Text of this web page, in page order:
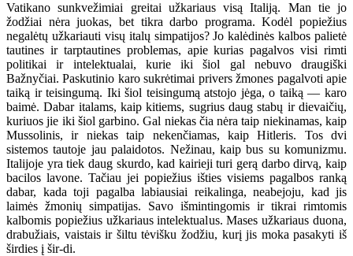
Vatikano sunkvežimiai greitai užkariaus visą Italiją. Man tie jo
žodžiai nėra juokas, bet tikra darbo programa. Kodėl popiežius
negalėtų užkariauti visų italų simpatijos? Jo kalėdinės kalbos palietė
tautines ir tarptautines problemas, apie kurias pagalvos visi rimti
politikai ir intelektualai, kurie iki šiol gal nebuvo draugiški
Bažnyčiai. Paskutinio karo sukrėtimai privers žmones pagalvoti apie
taiką ir teisingumą. Iki šiol teisingumą atstojo jėga, o taiką — karo
baimė. Dabar italams, kaip kitiems, sugrius daug stabų ir dievaičių,
kuriuos jie iki šiol garbino. Gal niekas čia nėra taip niekinamas, kaip
Mussolinis, ir niekas taip nekenčiamas, kaip Hitleris. Tos dvi
sistemos tautoje jau palaidotos. Nežinau, kaip bus su komunizmu.
Italijoje yra tiek daug skurdo, kad kairieji turi gerą darbo dirvą, kaip
bacilos lavone. Tačiau jei popiežius išties visiems pagalbos ranką
dabar, kada toji pagalba labiausiai reikalinga, neabejoju, kad jis
laimės žmonių simpatijas. Savo išmintingomis ir tikrai rimtomis
kalbomis popiežius užkariaus intelektualus. Mases užkariaus duona,
drabužiais, vaistais ir šiltu tėvišku žodžiu, kurį jis moka pasakyti iš
širdies į šir-di.